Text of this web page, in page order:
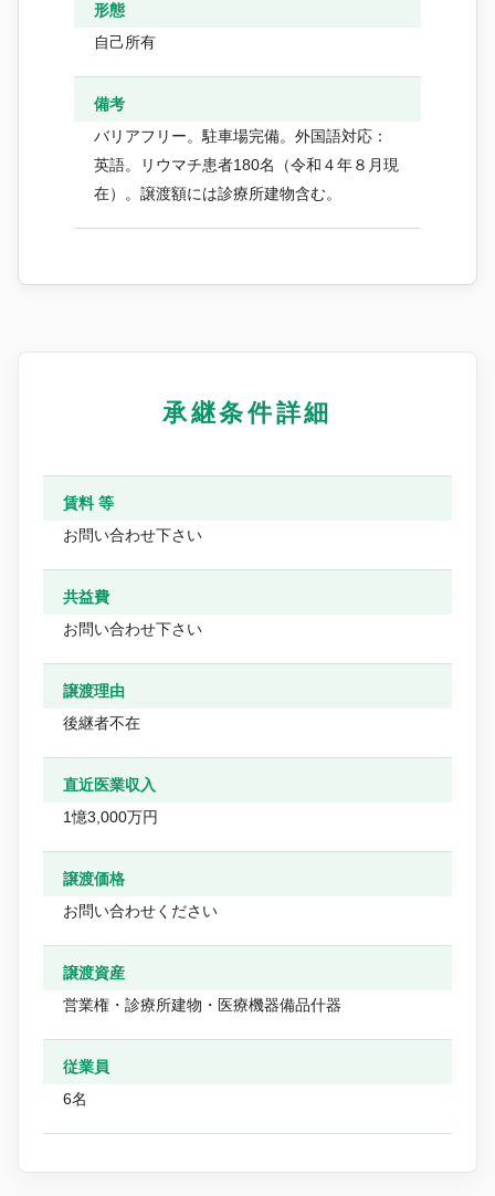
形態
自己所有
備考
バリアフリー。駐車場完備。外国語対応：
英語。リウマチ患者180名（令和４年８月現
在）。譲渡額には診療所建物含む。
承継条件詳細
賃料 等
お問い合わせ下さい
共益費
お問い合わせ下さい
譲渡理由
後継者不在
直近医業収入
1憶3,000万円
譲渡価格
お問い合わせください
譲渡資産
営業権・診療所建物・医療機器備品什器
従業員
6名